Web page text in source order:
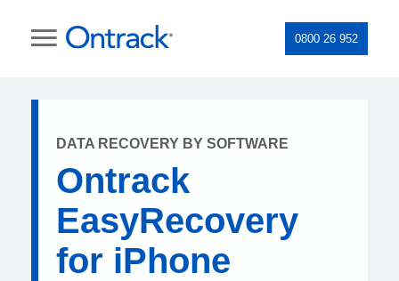
0800 26 952
DATA RECOVERY BY SOFTWARE
Ontrack
EasyRecovery
for iPhone